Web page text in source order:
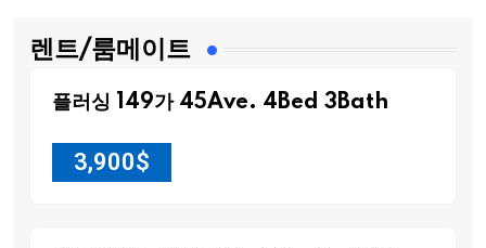
렌트/룸메이트
플러싱 149가 45Ave. 4Bed 3Bath
3,900$